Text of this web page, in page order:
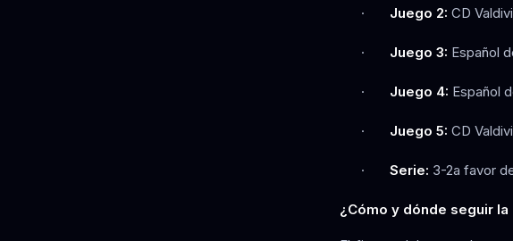
· Juego 2: CD
· Juego 3: Español
· Juego 4: Español
· Juego 5: CD
· Serie: 3-2a favor
¿Cómo y dónde seguir la